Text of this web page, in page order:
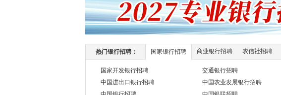
热门银行招聘： 国家银行招聘 商业银行招聘 农信社招聘
国家开发银行招聘 交通银行招聘
中国进出口银行招聘
中国农业发展银行招聘